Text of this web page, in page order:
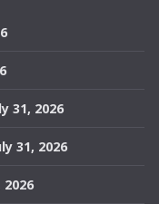
31, 2026
31, 2026
2026